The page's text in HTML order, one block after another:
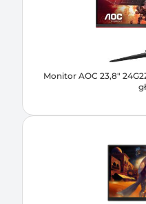
Monitor AOC 23,8"